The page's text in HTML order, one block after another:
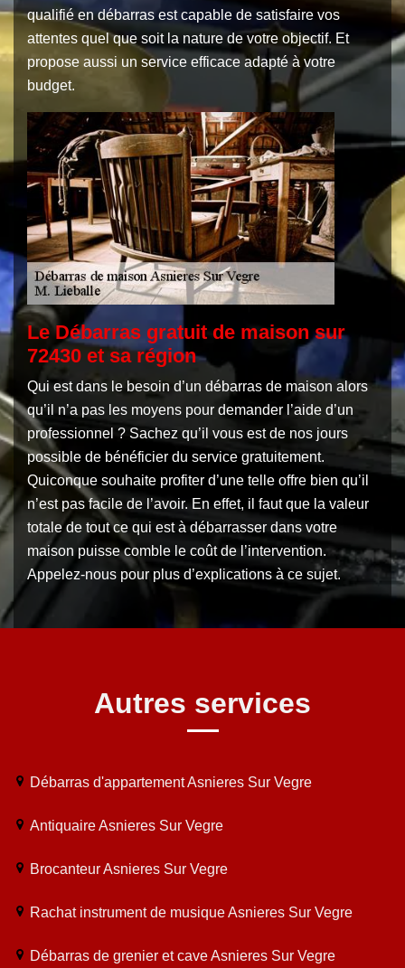
qualifié en débarras est capable de satisfaire vos
attentes quel que soit la nature de votre objectif. Et
propose aussi un service efficace adapté à votre
budget.
Le Débarras gratuit de maison sur
72430 et sa région
Qui est dans le besoin d’un débarras de maison alors
qu’il n’a pas les moyens pour demander l’aide d’un
professionnel ? Sachez qu’il vous est de nos jours
possible de bénéficier du service gratuitement.
Quiconque souhaite profiter d’une telle offre bien qu’il
n’est pas facile de l’avoir. En effet, il faut que la valeur
totale de tout ce qui est à débarrasser dans votre
maison puisse comble le coût de l’intervention.
Appelez-nous pour plus d’explications à ce sujet.
Autres services
Débarras d'appartement Asnieres Sur Vegre
Antiquaire Asnieres Sur Vegre
Brocanteur Asnieres Sur Vegre
Rachat instrument de musique Asnieres Sur Vegre
Débarras de grenier et cave Asnieres Sur Vegre